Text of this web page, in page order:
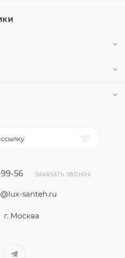
99-56 ЗАКАЗАТЬ ЗВОНОК
santeh.ru
г. Москва